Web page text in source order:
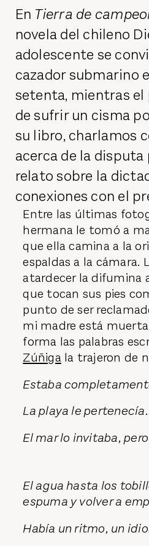
En Tierra de
novela del chileno
adolescente se
cazador submarino
setenta, mientras
de sufrir un cisma
su libro, charlamos
acerca de la
relato sobre la
conexiones con el
Entre las últimas
hermana le tomó a
que ella camina a la
espaldas a la cámara.
atardecer la difumina
que tocan sus pies
punto de ser
mi madre está
forma las palabras
Zúñigala trajeron de
Estaba
La playa le pertenecía.
El mar lo invitaba,
El agua hasta los
espuma y volver a
Había un ritmo, un